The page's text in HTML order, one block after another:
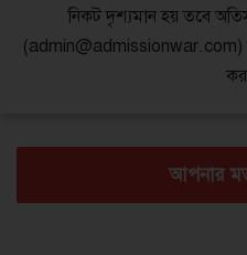
নিকট দৃশ্যমান হয় তবে
(admin@admissionwar.com)
আপনার